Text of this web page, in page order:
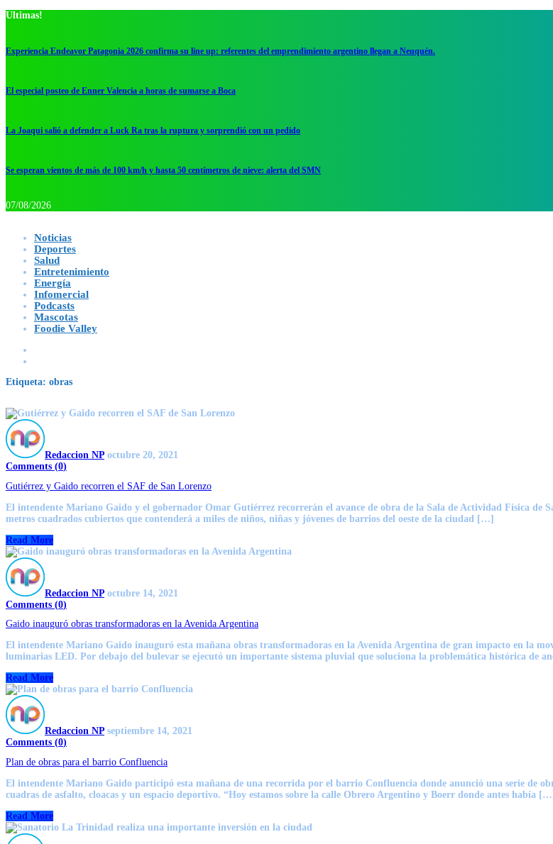
Ultimas!
Experiencia Endeavor Patagonia 2026 confirma su line up: referentes del emprendimiento argentino llegan a Neuquén.
El especial posteo de Enner Valencia a horas de sumarse a Boca
La Joaqui salió a defender a Luck Ra tras la ruptura y sorprendió con un pedido
Se esperan vientos de más de 100 km/h y hasta 50 centímetros de nieve: alerta del SMN
07/08/2026
Noticias
Deportes
Salud
Entretenimiento
Energía
Infomercial
Podcasts
Mascotas
Foodie Valley
Etiqueta: obras
Redaccion NP octubre 20, 2021
Comments (0)
Gutiérrez y Gaido recorren el SAF de San Lorenzo
El intendente Mariano Gaido y el gobernador Omar Gutiérrez recorrerán el avance de obra de la Sala de Actividad Física de
metros cuadrados cubiertos que contenderá a miles de niños, niñas y jóvenes de barrios del oeste de la ciudad […]
Read More
Redaccion NP octubre 14, 2021
Comments (0)
Gaido inauguró obras transformadoras en la Avenida Argentina
El intendente Mariano Gaido inauguró esta mañana obras transformadoras en la Avenida Argentina de gran impacto en la
luminarias LED. Por debajo del bulevar se ejecutó un importante sistema pluvial que soluciona la problemática histórica de
Read More
Redaccion NP septiembre 14, 2021
Comments (0)
Plan de obras para el barrio Confluencia
El intendente Mariano Gaido participó esta mañana de una recorrida por el barrio Confluencia donde anunció una serie de
cuadras de asfalto, cloacas y un espacio deportivo. “Hoy estamos sobre la calle Obrero Argentino y Boerr donde antes había […]
Read More